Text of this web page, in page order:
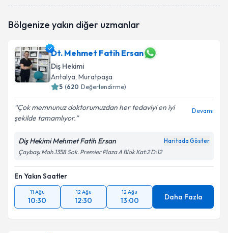
Size bu uzmandan randevu almanız için bir takvim
Kişisel verilerimin işlenmesine ilişkin
Metni'ni okudum ve kişisel verilerimin belirtilen
kapsamda işlenmesini kabul ediyorum.
Takvim Talebini Gönder
Bölgenize yakın diğer uzmanlar
Dt. Mehmet Fatih Ersan
Diş Hekimi
Antalya, Muratpaşa
5 (620 Değerlendirme)
Çok memnunuz doktorumuzdan her tedaviyi en iyi
şekilde tamamlıyor.
Devamı
Diş Hekimi Mehmet Fatih Ersan Haritada Göster
Çaybaşı Mah.1358 Sok. Premier Plaza A Blok Kat:2 D:12
En Yakın Saatler
11 Ağu
10:30
12 Ağu
12:30
12 Ağu
13:00 Daha Fazla